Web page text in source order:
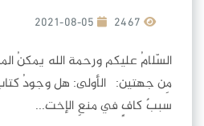
2021-08-05
السّلامُ عليكم ورحمة الله يمكنُ
مِن جهتين: الأولى: هل وجودُ
سببٌ كافٍ في منعِ الإخت...